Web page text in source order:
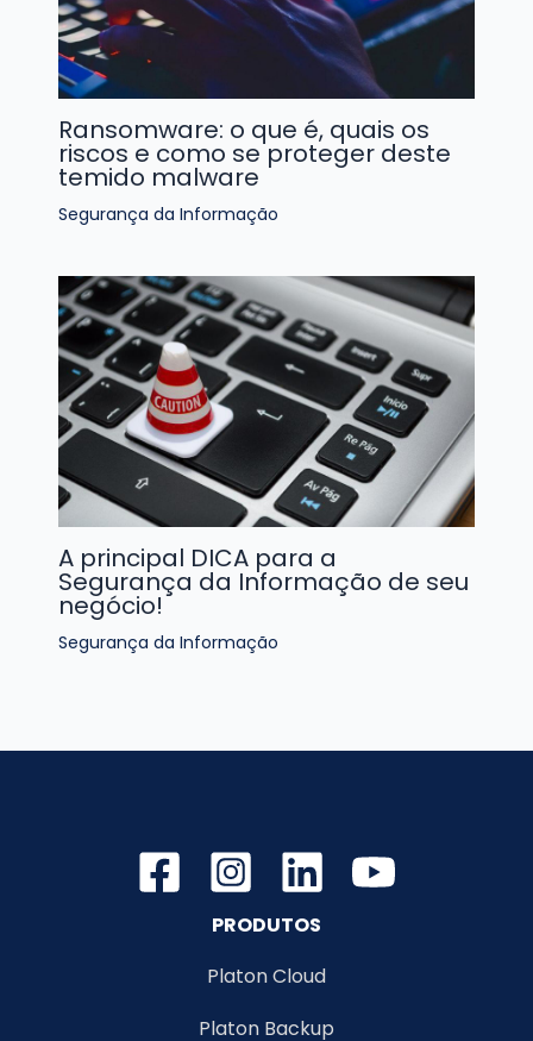
Ransomware: o que é, quais os
riscos e como se proteger deste
temido malware
Segurança da Informação
A principal DICA para a
Segurança da Informação de seu
negócio!
Segurança da Informação
PRODUTOS
Platon Cloud
Platon Backup